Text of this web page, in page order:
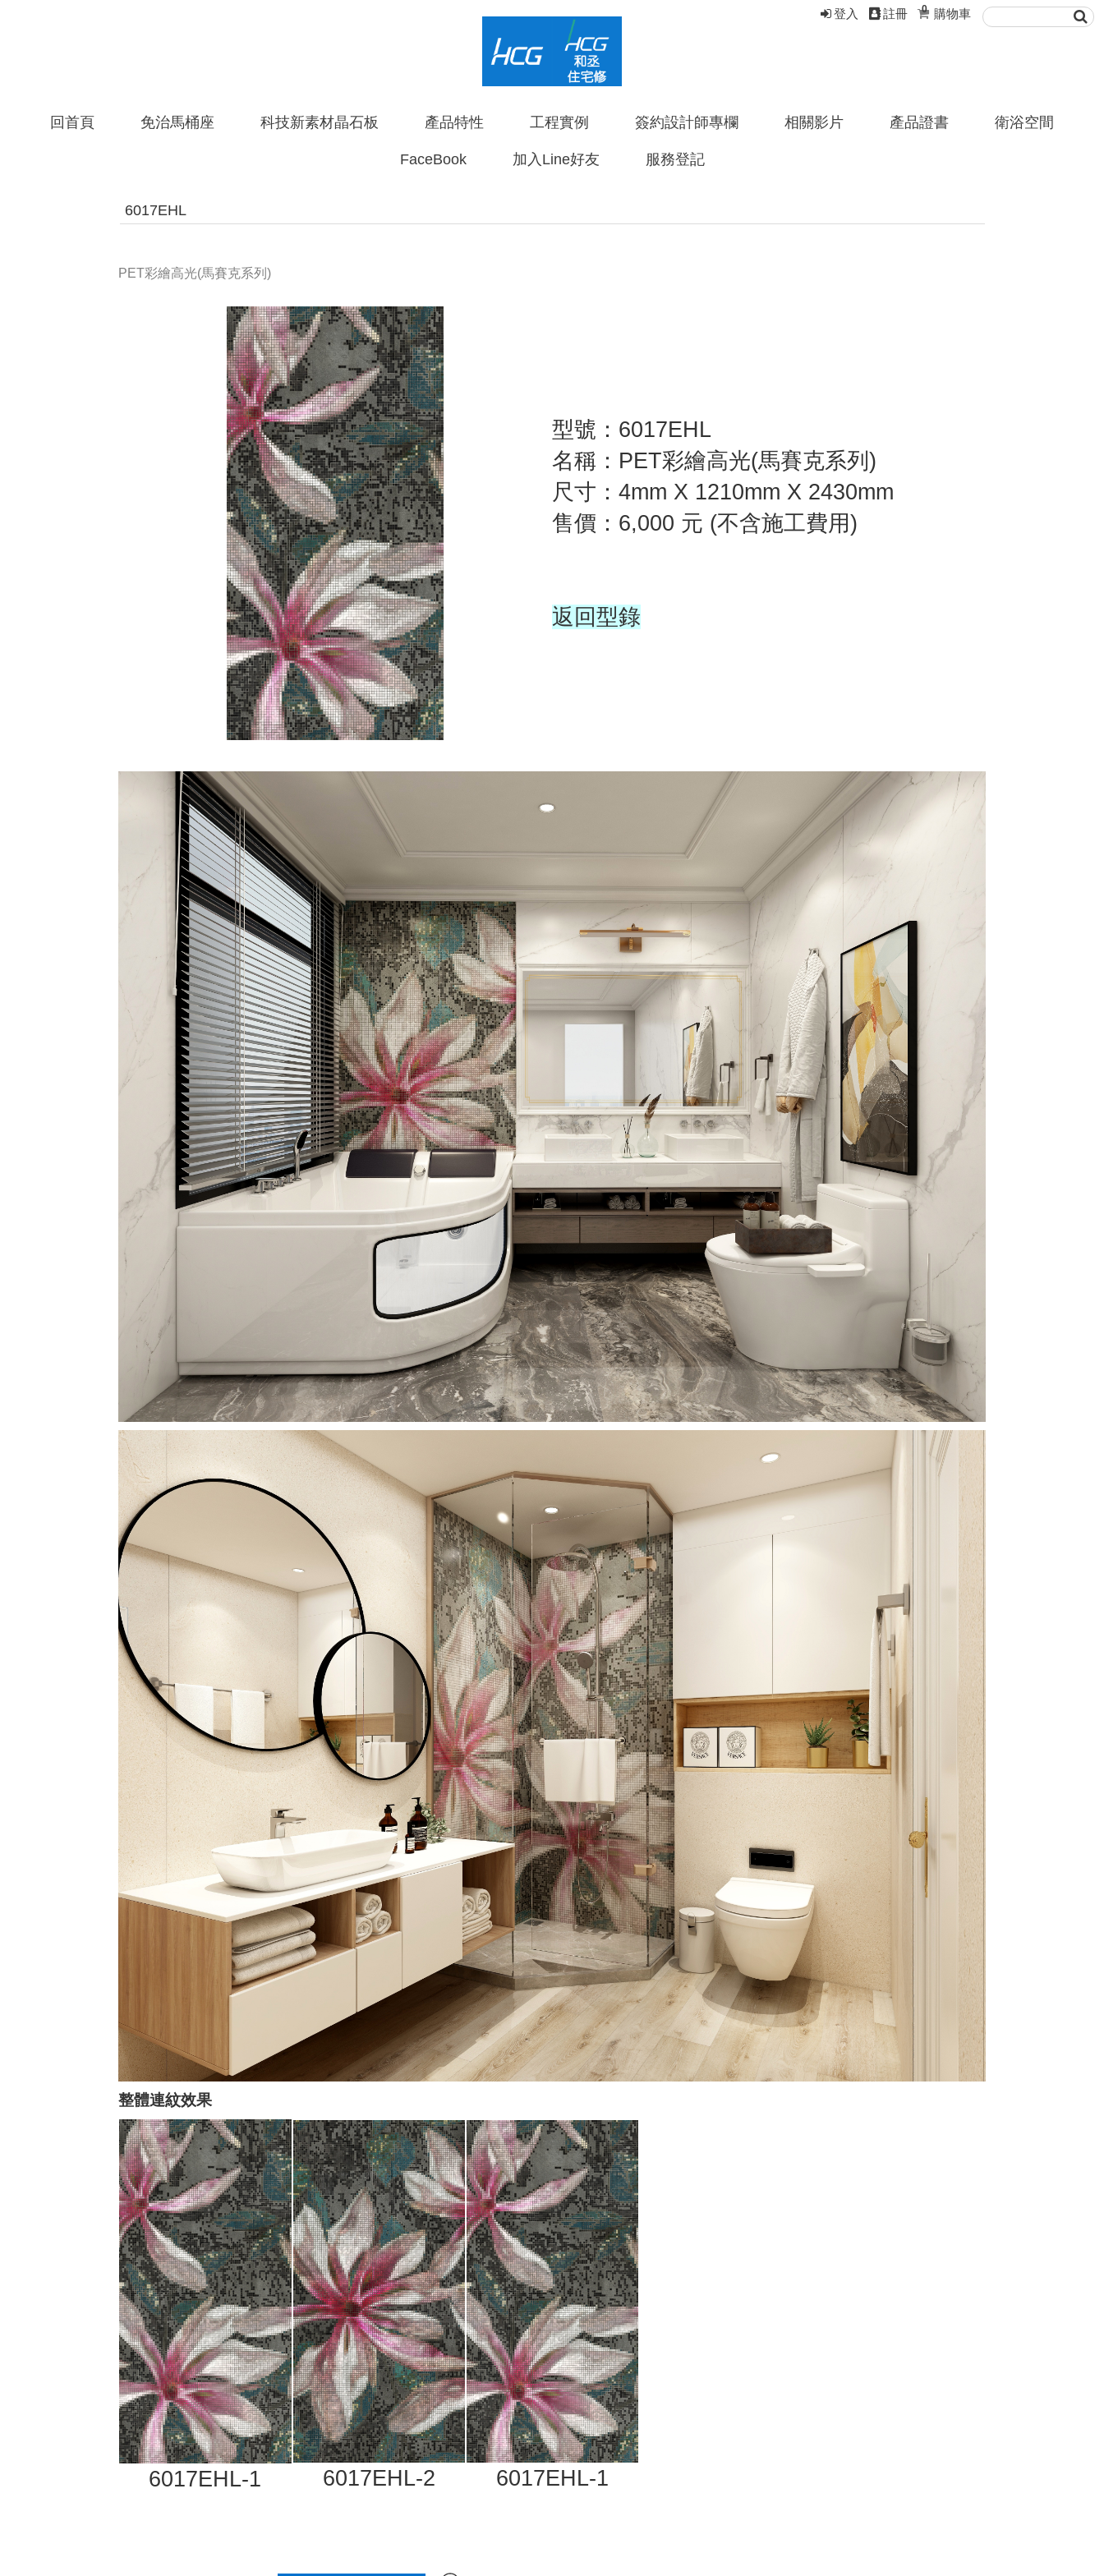
登入 註冊 0 購物車
回首頁 免治馬桶座 科技新素材晶石板 產品特性 工程實例 簽約設計師專欄 相關影片 產品證書 衛浴空間
FaceBook 加入Line好友 服務登記
6017EHL
PET彩繪高光(馬賽克系列)
型號：6017EHL
名稱：PET彩繪高光(馬賽克系列)
尺寸：4mm X 1210mm X 2430mm
售價：6,000 元 (不含施工費用)
返回型錄
整體連紋效果
6017EHL-1 6017EHL-2 6017EHL-1